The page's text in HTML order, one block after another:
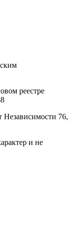
реестре
76,
и не